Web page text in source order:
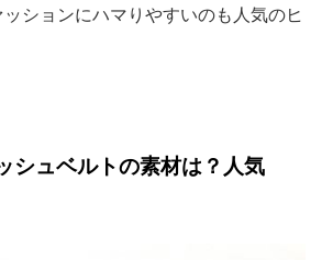
ションにハマりやすいのも人気のヒ
シュベルトの素材は？人気